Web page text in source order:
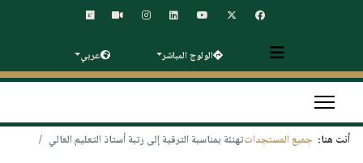
الولوج المباشر عربي
أنت هنا: جميع المستجداتتهنئة بمناسبة الترقية إلى رتبة أستاذ التعليم العالي